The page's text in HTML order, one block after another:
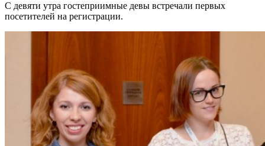
Не любите все ускладнювати?
Тоді підписуйтеся та дивуйтеся,
наскільки легко працювати
Електронна пошта*
С девяти утра гостеприимные девы встречали первых
посетителей на регистрации.